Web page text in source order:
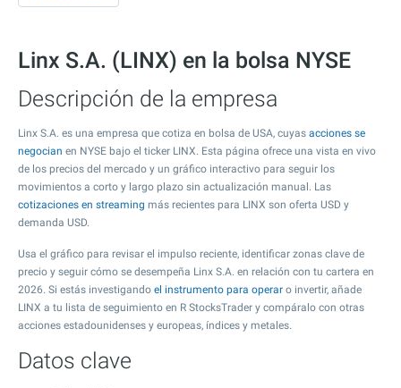
Linx S.A. (LINX) en la bolsa NYSE
Descripción de la empresa
Linx S.A. es una empresa que cotiza en bolsa de USA, cuyas acciones se
negocian en NYSE bajo el ticker LINX. Esta página ofrece una vista en vivo
de los precios del mercado y un gráfico interactivo para seguir los
movimientos a corto y largo plazo sin actualización manual. Las
cotizaciones en streaming más recientes para LINX son oferta USD y
demanda USD.
Usa el gráfico para revisar el impulso reciente, identificar zonas clave de
precio y seguir cómo se desempeña Linx S.A. en relación con tu cartera en
2026. Si estás investigando el instrumento para operar o invertir, añade
LINX a tu lista de seguimiento en R StocksTrader y compáralo con otras
acciones estadounidenses y europeas, índices y metales.
Datos clave